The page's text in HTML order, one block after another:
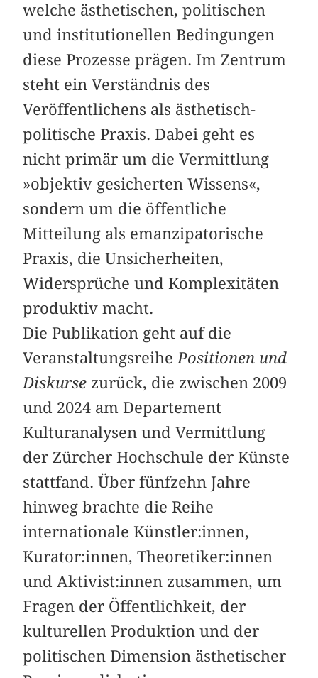
welche ästhetischen, politischen
und institutionellen Bedingungen
diese Prozesse prägen. Im Zentrum
steht ein Verständnis des
Veröffentlichens als ästhetisch-
politische Praxis. Dabei geht es
nicht primär um die Vermittlung
»objektiv gesicherten Wissens«,
sondern um die öffentliche
Mitteilung als emanzipatorische
Praxis, die Unsicherheiten,
Widersprüche und Komplexitäten
produktiv macht.
Die Publikation geht auf die
Veranstaltungsreihe Positionen und
Diskurse zurück, die zwischen 2009
und 2024 am Departement
Kulturanalysen und Vermittlung
der Zürcher Hochschule der Künste
stattfand. Über fünfzehn Jahre
hinweg brachte die Reihe
internationale Künstler:innen,
Kurator:innen, Theoretiker:innen
und Aktivist:innen zusammen, um
Fragen der Öffentlichkeit, der
kulturellen Produktion und der
politischen Dimension ästhetischer